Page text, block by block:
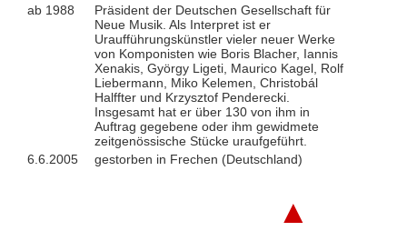
ab 1988
Präsident der Deutschen Gesellschaft für
Neue Musik. Als Interpret ist er
Uraufführungskünstler vieler neuer Werke
von Komponisten wie Boris Blacher, Iannis
Xenakis, György Ligeti, Maurico Kagel, Rolf
Liebermann, Miko Kelemen, Christobál
Halffter und Krzysztof Penderecki.
Insgesamt hat er über 130 von ihm in
Auftrag gegebene oder ihm gewidmete
zeitgenössische Stücke uraufgeführt.
6.6.2005
gestorben in Frechen (Deutschland)
▲